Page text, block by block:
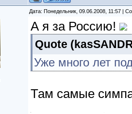
Дата: Понедельник, 09.06.2008, 11:57 |
А я за Россию!
Quote (
Уже много лет
Там самые